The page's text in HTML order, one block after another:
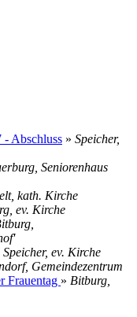
- Abschluss » Speicher,
Seniorenhaus
kath. Kirche
ev. Kirche
Speicher, ev. Kirche
Gemeindezentrum
Frauentag » Bitburg,